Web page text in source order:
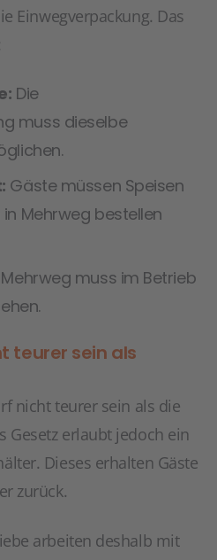
Einwegverpackung. Das
Die
muss dieselbe
Gäste müssen Speisen
Mehrweg bestellen
Mehrweg muss im Betrieb
teurer sein als
nicht teurer sein als die
Gesetz erlaubt jedoch ein
Dieses erhalten Gäste
zurück.
arbeiten deshalb mit